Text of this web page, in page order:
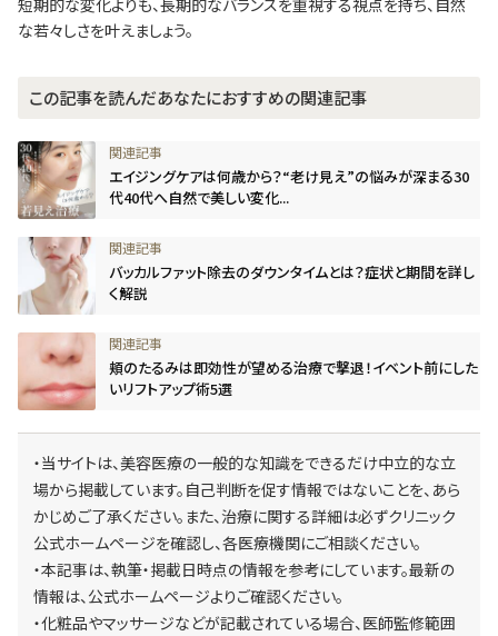
な若々しさを叶えましょう。
この記事を読んだあなたにおすすめの関連記事
エイジングケアは何歳から？“老け見え”の悩みが深まる30
代40代へ自然で美しい変化...
バッカルファット除去のダウンタイムとは？症状と期間を詳し
く解説
頬のたるみは即効性が望める治療で撃退！イベント前にした
いリフトアップ術5選
・当サイトは、美容医療の一般的な知識をできるだけ中立的な立
場から掲載しています。自己判断を促す情報ではないことを、あら
かじめご了承ください。また、治療に関する詳細は必ずクリニック
公式ホームページを確認し、各医療機関にご相談ください。
・本記事は、執筆・掲載日時点の情報を参考にしています。最新の
情報は、公式ホームページよりご確認ください。
・化粧品やマッサージなどが記載されている場合、医師監修範囲